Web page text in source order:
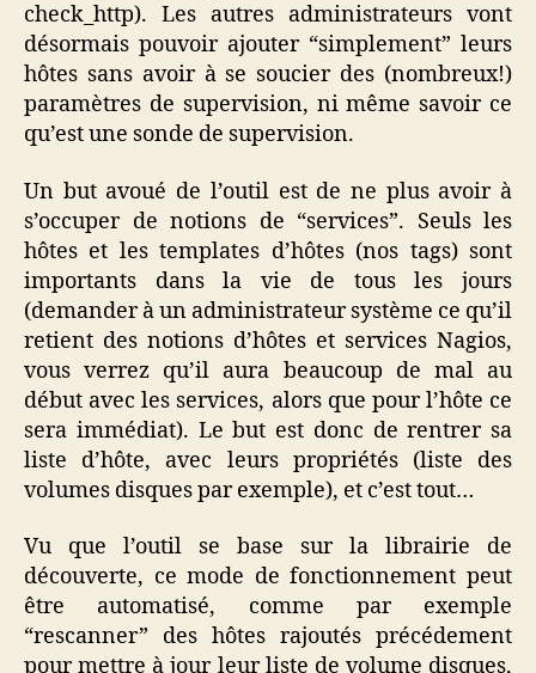
check_http). Les autres administrateurs vont
désormais pouvoir ajouter “simplement” leurs
hôtes sans avoir à se soucier des (nombreux!)
paramètres de supervision, ni même savoir ce
qu’est une sonde de supervision.
Un but avoué de l’outil est de ne plus avoir à
s’occuper de notions de “services”. Seuls les
hôtes et les templates d’hôtes (nos tags) sont
importants dans la vie de tous les jours
(demander à un administrateur système ce qu’il
retient des notions d’hôtes et services Nagios,
vous verrez qu’il aura beaucoup de mal au
début avec les services, alors que pour l’hôte ce
sera immédiat). Le but est donc de rentrer sa
liste d’hôte, avec leurs propriétés (liste des
volumes disques par exemple), et c’est tout…
Vu que l’outil se base sur la librairie de
découverte, ce mode de fonctionnement peut
être automatisé, comme par exemple
“rescanner” des hôtes rajoutés précédement
pour mettre à jour leur liste de volume disques,